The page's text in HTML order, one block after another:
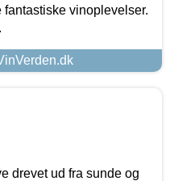
vinoplevelser.
drevet ud fra sunde og